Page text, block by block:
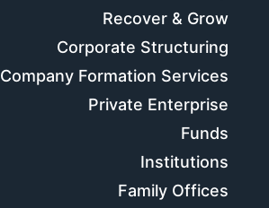
Recover & Grow
Corporate Structuring
Company Formation Services
Private Enterprise
Funds
Institutions
Family Offices